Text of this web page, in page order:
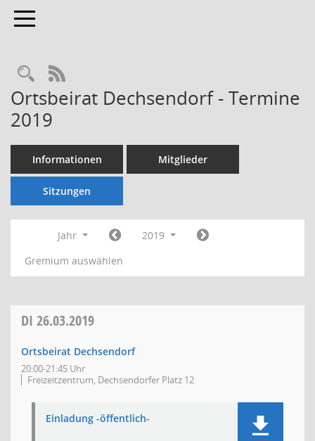
Toggle navigation
Rechercheauswahl
RSS-Feed
Ortsbeirat Dechsendorf - Termine
2019
Informationen Mitglieder
Sitzungen
Jahr
2019
Gremium auswählen
DI 26.03.2019
Ortsbeirat Dechsendorf
20:00-21:45 Uhr
Freizeitzentrum, Dechsendorfer Platz 12
Einladung -öffentlich-